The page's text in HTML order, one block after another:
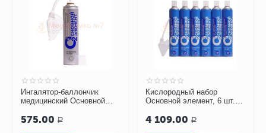
Ингалятор-баллончик
медицинский Основной
(13 литров)
575.00 Р
Кислородный набор
Основной элемент, 6 шт.
мягкая маска
4 109.00 Р